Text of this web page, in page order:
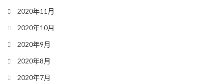
2020年11月
2020年10月
2020年9月
2020年8月
2020年7月